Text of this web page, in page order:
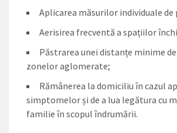
Aplicarea măsurilor individuale
Aerisirea frecventă a spațiilor
Păstrarea unei distanțe minime
zonelor aglomerate;
Rămânerea la domiciliu în cazul
simptomelor și de a lua legătura cu
familie în scopul îndrumării.